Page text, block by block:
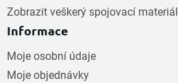
Zobrazit veškerý spojovací materiál
Informace
Moje osobní údaje
Moje objednávky